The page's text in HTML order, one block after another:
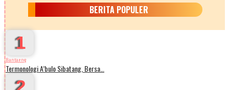
BERITA POPULER
1
Bantaeng
Termonologi A’bulo Sibatang, Bersa…